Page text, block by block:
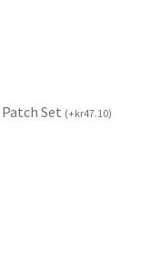
Set (+kr47.10)